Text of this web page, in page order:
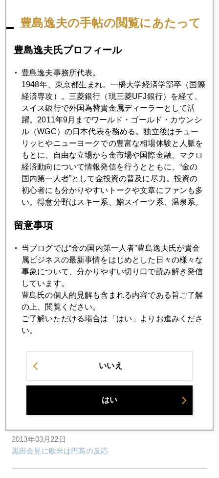
2013年
1月 2月 3月 4月 5月 6月
7月 8月 9月 10月 11月 12月
若者は『和僑』を目指せ
2013年03月28日
未だ産みの苦しみにもがくユーロ
2013年03月27日
キプロスの呪縛にもがく市場
キプロスが残したココロの傷
2013年03月22日
黒田会見に欧米は円高の反応
豊島逸夫の手帖の閲覧にあたって
豊島逸夫氏プロフィール
豊島逸夫事務所代表。
1948年、東京都生まれ。一橋大学経済学部卒（国際
経済専攻）。三菱銀行（現三菱UFJ銀行）を経て、
スイス銀行で外国為替貴金属ディーラーとして活
躍。2011年9月までワールド・ゴールド・カウンシ
ル（WGC）の日本代表を務める。独立後はチュー
リッヒやニューヨークでの豊富な相場体験と人脈を
もとに、自由な立場から金市場や国際金融、マクロ
経済動向について情報発信を行うとともに、“金の
国内第一人者”として金投資の普及に尽力。投資の
初心者にも分かりやすいトークや文章にファンも多
い。得意分野はスキー系、鮨スイーツ系、温泉系。
留意事項
当ブログでは“金の国内第一人者”豊島逸夫氏が貴金
属ビジネスの最新事情をはじめとした日々の様々な
事象について、分かりやすい切り口で読み解き発信
しています。
豊島氏の個人的見解も含まれる内容である旨ご了解
の上、閲覧ください。
ご了解いただける場合は「はい」よりお進みくださ
い。
いいえ
はい